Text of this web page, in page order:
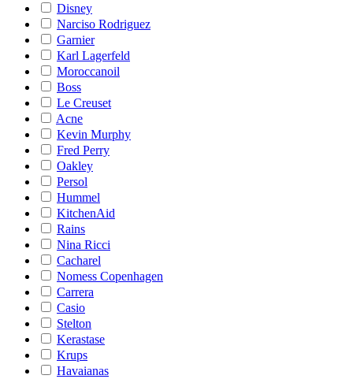
Disney
Narciso Rodriguez
Garnier
Karl Lagerfeld
Moroccanoil
Boss
Le Creuset
Acne
Kevin Murphy
Fred Perry
Oakley
Persol
Hummel
KitchenAid
Rains
Nina Ricci
Cacharel
Nomess Copenhagen
Carrera
Casio
Stelton
Kerastase
Krups
Havaianas